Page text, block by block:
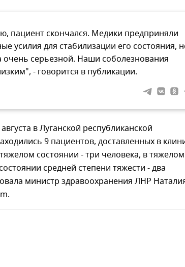
пациент скончался. Медики предприняли
усилия для стабилизации его состояния,
очень серьезной. Наши соболезнования
- говорится в публикации.
в Луганской республиканской
9 пациентов, доставленных в
состоянии - три человека, в
средней степени тяжести - два
министр здравоохранения ЛНР